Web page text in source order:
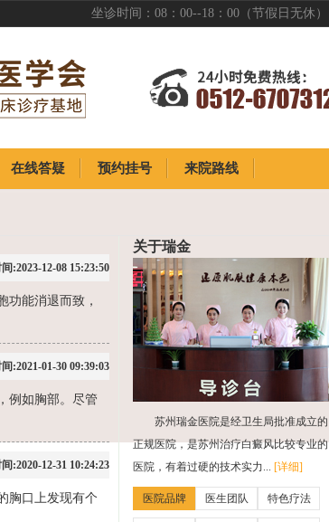
坐诊时间：08：00--18：00（节假日无休）
在线答疑 预约挂号 来院路线
间:2023-12-08 15:23:50
功能消退而致，
间:2021-01-30 09:39:03
例如胸部。尽管
间:2020-12-31 10:24:23
胸口上发现有个
关于瑞金
苏州瑞金医院是经卫生局批准成立的
正规医院，是苏州治疗白癜风比较专业的
医院，有着过硬的技术实力... [详细]
医院品牌 医生团队 特色疗法